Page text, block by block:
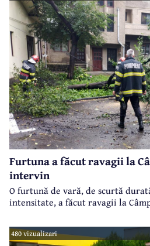
Furtuna a făcut ravagii la
intervin
O furtună de vară, de scurtă
intensitate, a făcut ravagii la
480 vizualizari